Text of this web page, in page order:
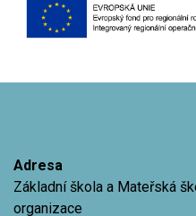
Adresa
Základní škola a Mateřská
organizace